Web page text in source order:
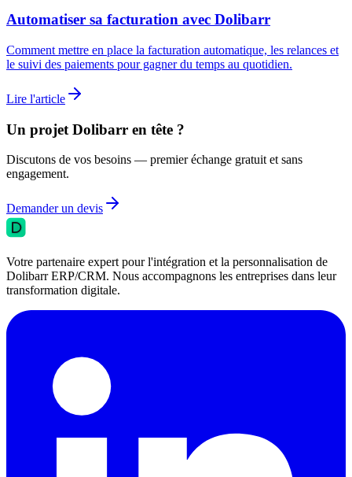
Automatiser sa facturation avec Dolibarr
Comment mettre en place la facturation automatique, les relances et
le suivi des paiements pour gagner du temps au quotidien.
Lire l'article
Un projet Dolibarr en tête ?
Discutons de vos besoins — premier échange gratuit et sans
engagement.
Demander un devis
Votre partenaire expert pour l'intégration et la personnalisation de
Dolibarr ERP/CRM. Nous accompagnons les entreprises dans leur
transformation digitale.